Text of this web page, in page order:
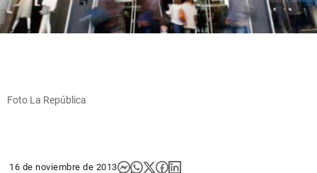
Foto La República
16 de noviembre de 2013